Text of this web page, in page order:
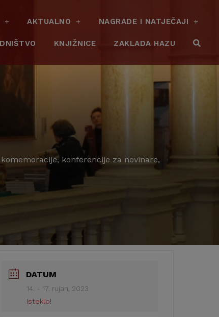
AKTUALNO NAGRADE I NATJEČAJI
KNJIŽNICE ZAKLADA HAZU
konferencije za novinare,
DATUM
14. - 17. rujan, 2023
Isteklo!